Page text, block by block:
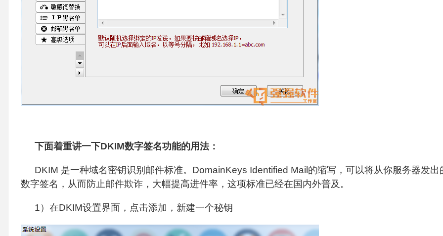
下面着重讲一下DKIM数字签名功能的用法：
DKIM 是一种域名密钥识别邮件标准。DomainKeys Identified Mail的缩写，可以将从你服务器发出
数字签名，从而防止邮件欺诈，大幅提高进件率，这项标准已经在国内外普及。
1）在DKIM设置界面，点击添加，新建一个秘钥